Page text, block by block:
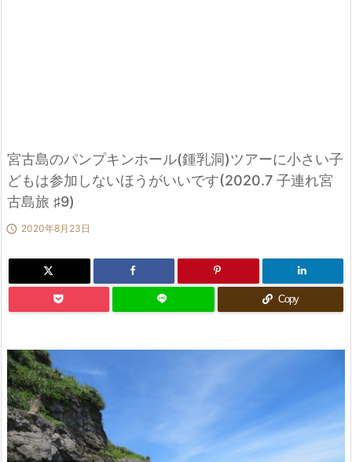
宮古島のパンプキンホール(鍾乳洞)ツアーに小さい子
どもは参加しないほうがいいです(2020.7 子連れ宮
古島旅 ♯9)
 2020年8月23日
Copy